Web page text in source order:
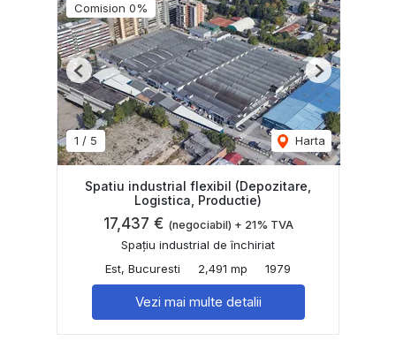
Comision 0%
1 / 5 Harta
Previous Next
Spatiu industrial flexibil (Depozitare,
Logistica, Productie)
17,437 € (negociabil) + 21% TVA
Spațiu industrial de închiriat
Est, Bucuresti
2,491 mp 1979
Vezi mai multe detalii